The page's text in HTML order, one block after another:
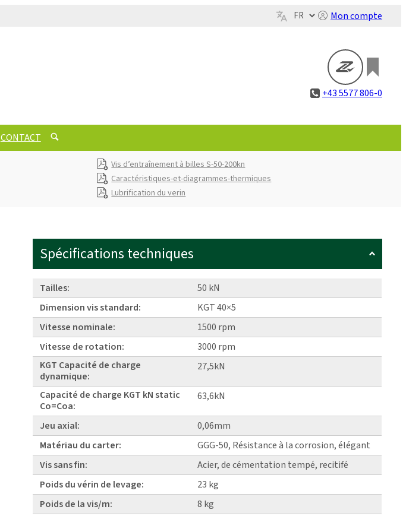
Mon compte
+43 5577 806-0
CONTACT
Vis d’entraînement à billes S-50-200kn
Caractéristiques-et-diagrammes-thermiques
Lubrification du verin
Spécifications techniques
Tailles:
50 kN
Dimension vis standard:
KGT 40×5
Vitesse nominale:
1500 rpm
Vitesse de rotation:
3000 rpm
KGT Capacité de charge
dynamique:
27,5kN
Capacité de charge KGT kN static
Co=Coa:
63,6kN
Jeu axial:
0,06mm
Matériau du carter:
GGG-50, Résistance à la corrosion, élégant
Vis sans fin:
Acier, de cémentation tempé, recitifé
Poids du vérin de levage:
23 kg
Poids de la vis/m:
8 kg